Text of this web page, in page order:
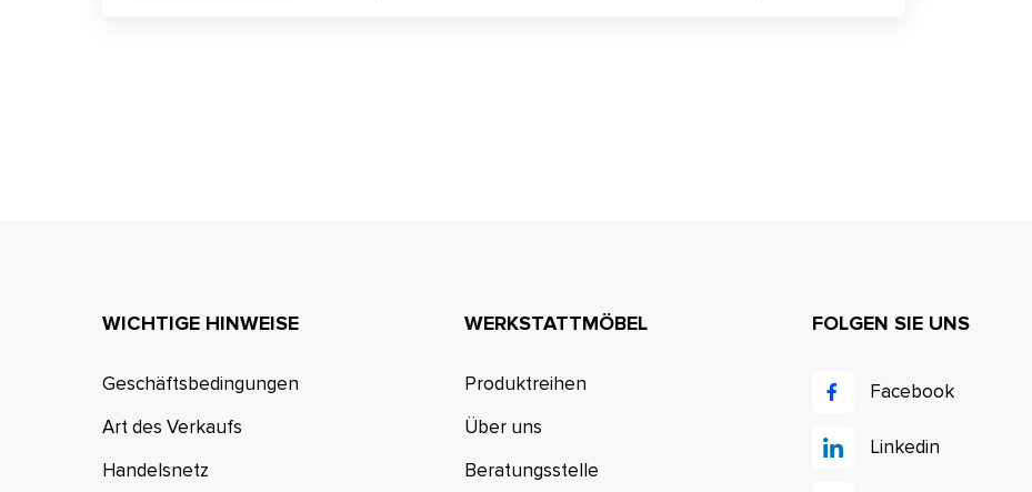
WICHTIGE HINWEISE
Geschäftsbedingungen
Art des Verkaufs
Handelsnetz
WERKSTATTMÖBEL
Produktreihen
Über uns
Beratungsstelle
FOLGEN SIE UNS
Facebook
Linkedin